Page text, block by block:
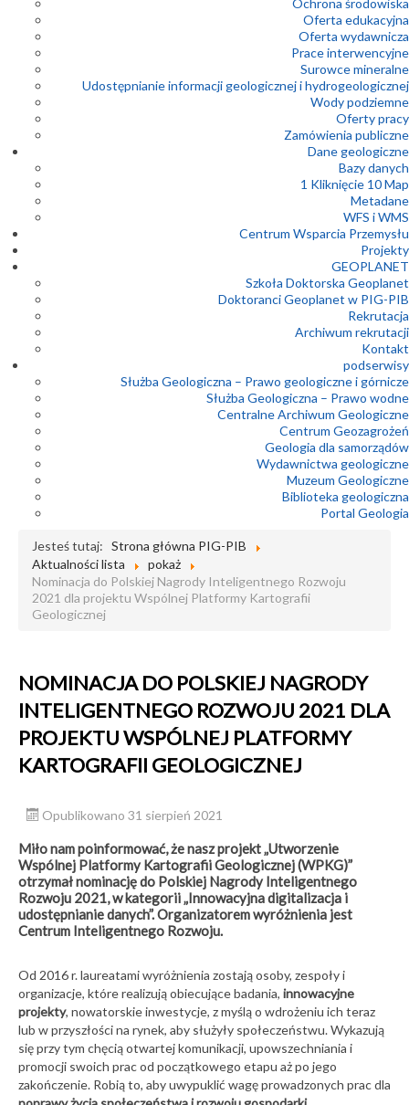
Ochrona środowiska
Oferta edukacyjna
Oferta wydawnicza
Prace interwencyjne
Surowce mineralne
Udostępnianie informacji geologicznej i hydrogeologicznej
Wody podziemne
Oferty pracy
Zamówienia publiczne
Dane geologiczne
Bazy danych
1 Kliknięcie 10 Map
Metadane
WFS i WMS
Centrum Wsparcia Przemysłu
Projekty
GEOPLANET
Szkoła Doktorska Geoplanet
Doktoranci Geoplanet w PIG-PIB
Rekrutacja
Archiwum rekrutacji
Kontakt
podserwisy
Służba Geologiczna – Prawo geologiczne i górnicze
Służba Geologiczna – Prawo wodne
Centralne Archiwum Geologiczne
Centrum Geozagrożeń
Geologia dla samorządów
Wydawnictwa geologiczne
Muzeum Geologiczne
Biblioteka geologiczna
Portal Geologia
Jesteś tutaj: Strona główna PIG-PIB
Aktualności lista
pokaż
Nominacja do Polskiej Nagrody Inteligentnego Rozwoju
2021 dla projektu Wspólnej Platformy Kartografii
Geologicznej
NOMINACJA DO POLSKIEJ NAGRODY
INTELIGENTNEGO ROZWOJU 2021 DLA
PROJEKTU WSPÓLNEJ PLATFORMY
KARTOGRAFII GEOLOGICZNEJ
Opublikowano 31 sierpień 2021
Miło nam poinformować, że nasz projekt „Utworzenie
Wspólnej Platformy Kartografii Geologicznej (WPKG)”
otrzymał nominację do Polskiej Nagrody Inteligentnego
Rozwoju 2021, w kategorii „Innowacyjna digitalizacja i
udostępnianie danych”. Organizatorem wyróżnienia jest
Centrum Inteligentnego Rozwoju.
Od 2016 r. laureatami wyróżnienia zostają osoby, zespoły i
organizacje, które realizują obiecujące badania, innowacyjne
projekty, nowatorskie inwestycje, z myślą o wdrożeniu ich teraz
lub w przyszłości na rynek, aby służyły społeczeństwu. Wykazują
się przy tym chęcią otwartej komunikacji, upowszechniania i
promocji swoich prac od początkowego etapu aż po jego
zakończenie. Robią to, aby uwypuklić wagę prowadzonych prac dla